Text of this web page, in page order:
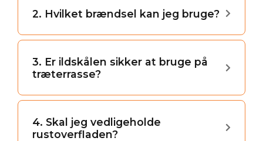
2. Hvilket brændsel kan jeg bruge?
3. Er ildskålen sikker at bruge på
træterrasse?
4. Skal jeg vedligeholde
rustoverfladen?